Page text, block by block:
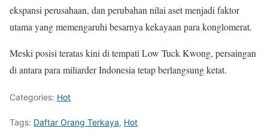
ekspansi perusahaan, dan perubahan nilai aset menjadi faktor
utama yang memengaruhi besarnya kekayaan para konglomerat.
Meski posisi teratas kini di tempati Low Tuck Kwong, persaingan
di antara para miliarder Indonesia tetap berlangsung ketat.
Categories: Hot
Tags: Daftar Orang Terkaya, Hot